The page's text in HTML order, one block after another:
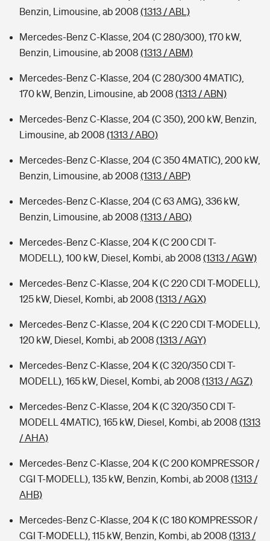
Benzin, Limousine, ab 2008 (1313 / ABL)
Mercedes-Benz C-Klasse, 204 (C 280/300), 170 kW,
Benzin, Limousine, ab 2008 (1313 / ABM)
Mercedes-Benz C-Klasse, 204 (C 280/300 4MATIC),
170 kW, Benzin, Limousine, ab 2008 (1313 / ABN)
Mercedes-Benz C-Klasse, 204 (C 350), 200 kW, Benzin,
Limousine, ab 2008 (1313 / ABO)
Mercedes-Benz C-Klasse, 204 (C 350 4MATIC), 200 kW,
Benzin, Limousine, ab 2008 (1313 / ABP)
Mercedes-Benz C-Klasse, 204 (C 63 AMG), 336 kW,
Benzin, Limousine, ab 2008 (1313 / ABQ)
Mercedes-Benz C-Klasse, 204 K (C 200 CDI T-
MODELL), 100 kW, Diesel, Kombi, ab 2008 (1313 / AGW)
Mercedes-Benz C-Klasse, 204 K (C 220 CDI T-MODELL),
125 kW, Diesel, Kombi, ab 2008 (1313 / AGX)
Mercedes-Benz C-Klasse, 204 K (C 220 CDI T-MODELL),
120 kW, Diesel, Kombi, ab 2008 (1313 / AGY)
Mercedes-Benz C-Klasse, 204 K (C 320/350 CDI T-
MODELL), 165 kW, Diesel, Kombi, ab 2008 (1313 / AGZ)
Mercedes-Benz C-Klasse, 204 K (C 320/350 CDI T-
MODELL 4MATIC), 165 kW, Diesel, Kombi, ab 2008 (1313
/ AHA)
Mercedes-Benz C-Klasse, 204 K (C 200 KOMPRESSOR /
CGI T-MODELL), 135 kW, Benzin, Kombi, ab 2008 (1313 /
AHB)
Mercedes-Benz C-Klasse, 204 K (C 180 KOMPRESSOR /
CGI T-MODELL), 115 kW, Benzin, Kombi, ab 2008 (1313 /